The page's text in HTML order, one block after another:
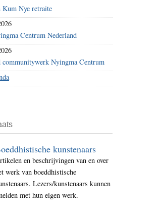
Kum Nye retraite
Centrum Nederland
communitywerk Nyingma Centrum
kunstenaars
en beschrijvingen van en over
werk van boeddhistische
Lezers/kunstenaars kunnen
met hun eigen werk.